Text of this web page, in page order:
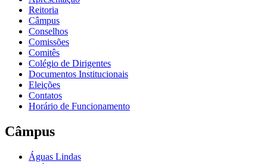
Reitoria
Câmpus
Conselhos
Comissões
Comitês
Colégio de Dirigentes
Documentos Institucionais
Eleições
Contatos
Horário de Funcionamento
Câmpus
Águas Lindas